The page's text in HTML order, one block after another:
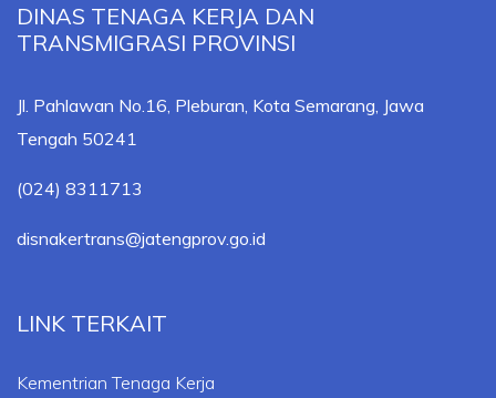
DINAS TENAGA KERJA DAN
TRANSMIGRASI PROVINSI
Jl. Pahlawan No.16, Pleburan, Kota Semarang, Jawa
Tengah 50241
(024) 8311713
disnakertrans@jatengprov.go.id
LINK TERKAIT
Kementrian Tenaga Kerja